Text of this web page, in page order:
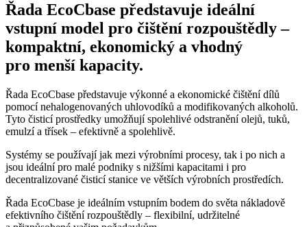
Řada EcoCbase představuje ideální
vstupní model pro čištění rozpouštědly –
kompaktní, ekonomický a vhodný
pro menší kapacity.
Řada EcoCbase představuje výkonné a ekonomické čištění dílů
pomocí nehalogenovaných uhlovodíků a modifikovaných alkoholů.
Tyto čisticí prostředky umožňují spolehlivé odstranění olejů, tuků,
emulzí a třísek – efektivně a spolehlivě.
Systémy se používají jak mezi výrobními procesy, tak i po nich a
jsou ideální pro malé podniky s nižšími kapacitami i pro
decentralizované čisticí stanice ve větších výrobních prostředích.
Řada EcoCbase je ideálním vstupním bodem do světa nákladově
efektivního čištění rozpouštědly – flexibilní, udržitelné